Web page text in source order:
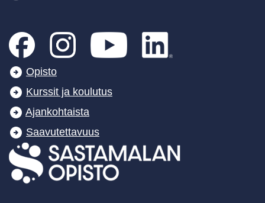
Opisto
Kurssit ja koulutus
Ajankohtaista
Saavutettavuus